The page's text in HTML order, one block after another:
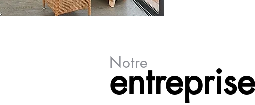
entreprise
Notre